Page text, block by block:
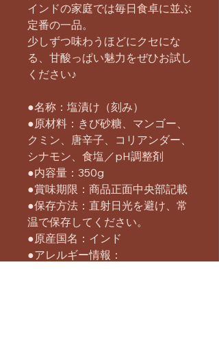
インドの家庭では毎日食卓に並ぶ
定番の一品。
少しずつ味わうほどにクセにな
る、甘酸っぱい魅力をぜひお試し
ください♪
●名称：塩漬け（刻み）
●原材料：きび砂糖、マンゴー、
クミン、唐辛子、コリアンダー、
シナモン、食塩／pH調整剤
●内容量：350g
●賞味期限：商品正面中央部記載
●保存方法：直射日光を避け、常
温で保存してください。
●原産国名：インド
●アレルギー情報：